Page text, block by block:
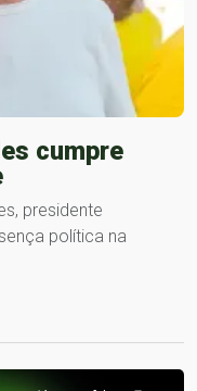
cumpre
presidente
política na